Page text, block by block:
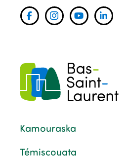
Kamouraska
Témiscouata